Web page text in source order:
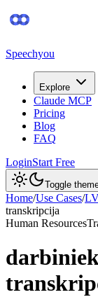
Speechyou
Explore
Claude MCP
Pricing
Blog
FAQ
LoginStart Free
Toggle
Home/Use Cases/
transkripcija
Human Resources